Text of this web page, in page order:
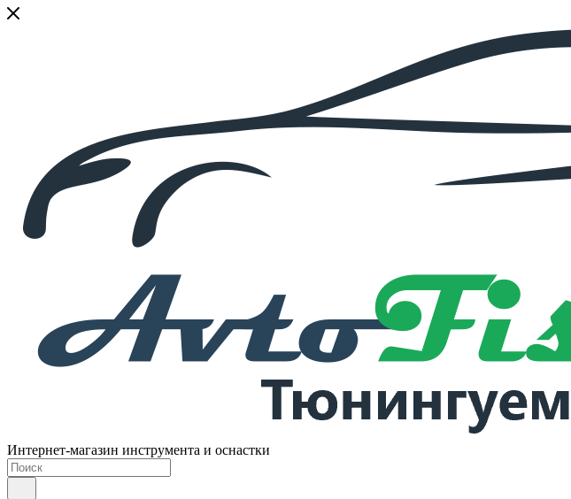
Интернет-магазин инструмента и оснастки